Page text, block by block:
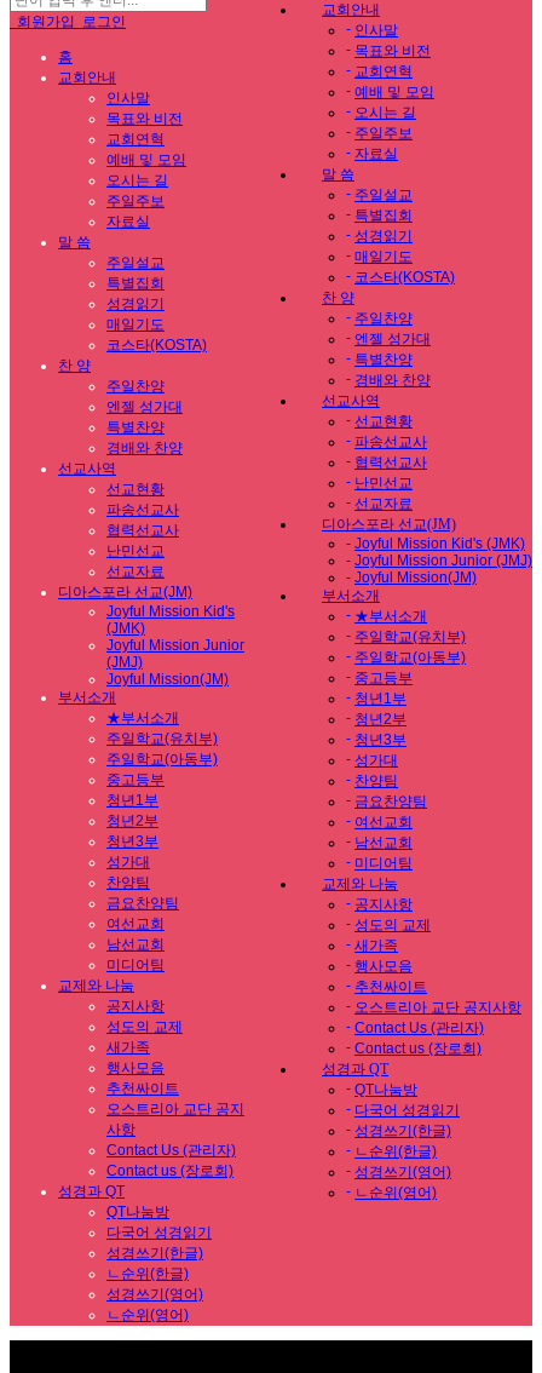
교회안내
- 인사말
- 목표와 비전
- 교회연혁
- 예배 및 모임
- 오시는 길
- 주일주보
- 자료실
말 씀
- 주일설교
- 특별집회
- 성경읽기
- 매일기도
- 코스타(KOSTA)
찬 양
- 주일찬양
- 엔젤 성가대
- 특별찬양
- 경배와 찬양
선교사역
- 선교현황
- 파송선교사
- 협력선교사
- 난민선교
- 선교자료
디아스포라 선교(JM)
- Joyful Mission Kid's (JMK)
- Joyful Mission Junior (JMJ)
- Joyful Mission(JM)
부서소개
- ★부서소개
- 주일학교(유치부)
- 주일학교(아동부)
- 중고등부
- 청년1부
- 청년2부
- 청년3부
- 성가대
- 찬양팀
- 금요찬양팀
- 여선교회
- 남선교회
- 미디어팀
교제와 나눔
- 공지사항
- 성도의 교제
- 새가족
- 행사모음
- 추천싸이트
- 오스트리아 교단 공지사항
- Contact Us (관리자)
- Contact us (장로회)
성경과 QT
- QT나눔방
- 다국어 성경읽기
- 성경쓰기(한글)
- ㄴ순위(한글)
- 성경쓰기(영어)
- ㄴ순위(영어)
회원가입 로그인
홈
교회안내
인사말
목표와 비전
교회연혁
예배 및 모임
오시는 길
주일주보
자료실
말 씀
주일설교
특별집회
성경읽기
매일기도
코스타(KOSTA)
찬 양
주일찬양
엔젤 성가대
특별찬양
경배와 찬양
선교사역
선교현황
파송선교사
협력선교사
난민선교
선교자료
디아스포라 선교(JM)
Joyful Mission Kid's
(JMK)
Joyful Mission Junior
(JMJ)
Joyful Mission(JM)
부서소개
★부서소개
주일학교(유치부)
주일학교(아동부)
중고등부
청년1부
청년2부
청년3부
성가대
찬양팀
금요찬양팀
여선교회
남선교회
미디어팀
교제와 나눔
공지사항
성도의 교제
새가족
행사모음
추천싸이트
오스트리아 교단 공지
사항
Contact Us (관리자)
Contact us (장로회)
성경과 QT
QT나눔방
다국어 성경읽기
성경쓰기(한글)
ㄴ순위(한글)
성경쓰기(영어)
ㄴ순위(영어)